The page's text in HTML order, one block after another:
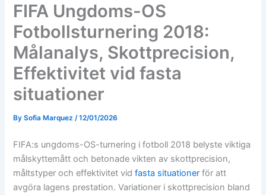
FIFA Ungdoms-OS
Fotbollsturnering 2018:
Målanalys, Skottprecision,
Effektivitet vid fasta
situationer
BySofia Marquez/12/01/2026
FIFA:s ungdoms-OS-turnering i fotboll 2018 belyste viktiga
målskyttemått och betonade vikten av skottprecision,
måltstyper och effektivitet vidfasta situationer för att
avgöra lagens prestation. Variationer i skottprecision bland